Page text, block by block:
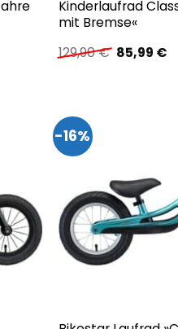
Kinderlaufrad
mit Bremse«
129,90€
Preis
85,99 €
-16%